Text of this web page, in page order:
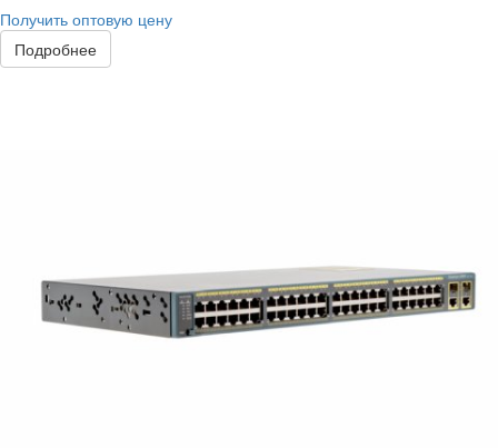
Получить оптовую цену
Подробнее